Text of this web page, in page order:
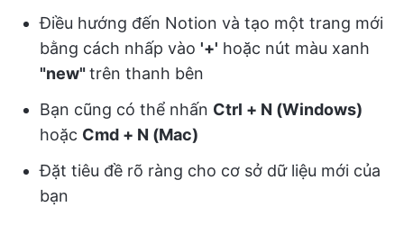
Điều hướng đến Notion và tạo một trang mới
bằng cách nhấp vào '+' hoặc nút màu xanh
"new"trên thanh bên
Bạn cũng có thể nhấn Ctrl + N (Windows)
hoặc Cmd + N (Mac)
Đặt tiêu đề rõ ràng cho cơ sở dữ liệu mới của
bạn